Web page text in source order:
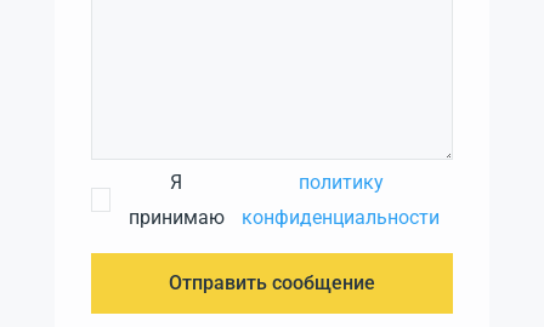
Я
принимаю
политику
конфиденциальности
Отправить сообщение